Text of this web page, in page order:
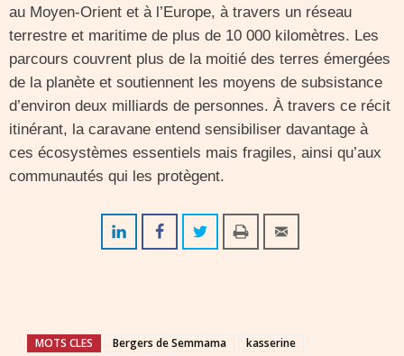
au Moyen-Orient et à l’Europe, à travers un réseau
terrestre et maritime de plus de 10 000 kilomètres. Les
parcours couvrent plus de la moitié des terres émergées
de la planète et soutiennent les moyens de subsistance
d’environ deux milliards de personnes. À travers ce récit
itinérant, la caravane entend sensibiliser davantage à
ces écosystèmes essentiels mais fragiles, ainsi qu’aux
communautés qui les protègent.
MOTS CLES Bergers de Semmama
kasserine